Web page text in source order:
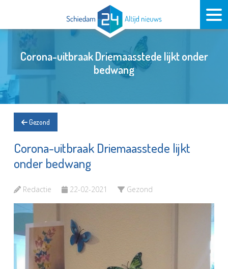
Corona-uitbraak Driemaasstede lijkt onder
bedwang
Gezond
Corona-uitbraak Driemaasstede lijkt
onder bedwang
Redactie 22-02-2021 Gezond